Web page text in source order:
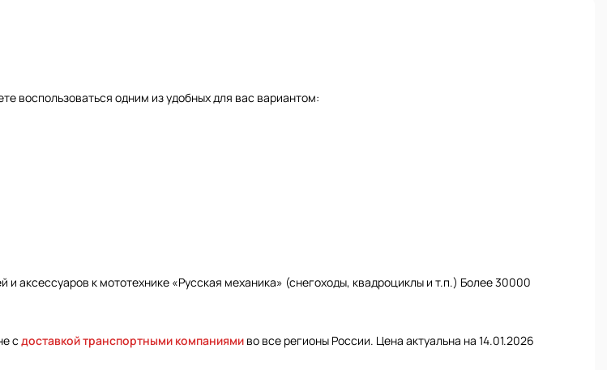
воспользоваться одним из удобных для вас вариантом:
аксессуаров к мототехнике «Русская механика» (снегоходы, квадроциклы и т.п.) Более 30000
с доставкой транспортными компаниями во все регионы России. Цена актуальна на 14.01.2026